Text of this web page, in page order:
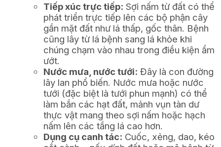
Tiếp xúc trực tiếp: Sợi nấm từ đất có thể
phát triển trực tiếp lên các bộ phận cây
gần mặt đất như lá thấp, gốc thân. Bệnh
cũng lây từ lá bệnh sang lá khỏe khi
chúng chạm vào nhau trong điều kiện ẩm
ướt.
Nước mưa, nước tưới: Đây là con đường
lây lan phổ biến. Nước mưa hoặc nước
tưới (đặc biệt là tưới phun mạnh) có thể
làm bắn các hạt đất, mảnh vụn tàn dư
thực vật mang theo sợi nấm hoặc hạch
nấm lên các tầng lá cao hơn.
Dụng cụ canh tác: Cuốc, xẻng, dao, kéo